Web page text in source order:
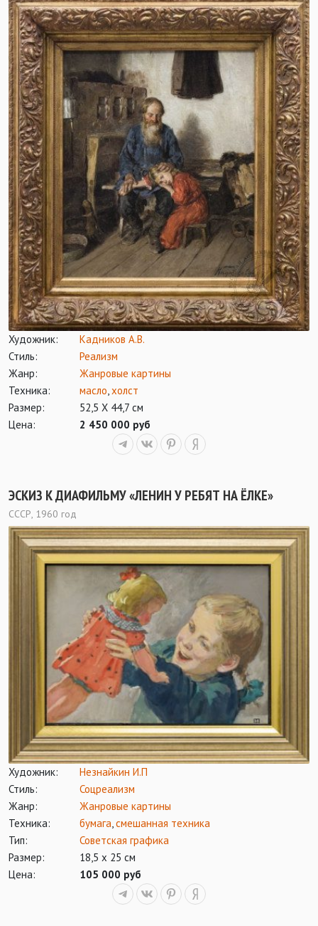
Художник:
Кадников А.В.
Стиль:
Реализм
Жанр:
Жанровые картины
Техника:
масло холст
Размер:
52,5 Х 44,7 см
Цена:
2 450 000 руб
ЭСКИЗ К ДИАФИЛЬМУ «ЛЕНИН У РЕБЯТ НА ЁЛКЕ»
СССР, 1960 год
Художник:
Незнайкин И.П
Стиль:
Соцреализм
Жанр:
Жанровые картины
Техника:
бумага смешанная техника
Тип:
Советская графика
Размер:
18,5 х 25 см
Цена:
105 000 руб